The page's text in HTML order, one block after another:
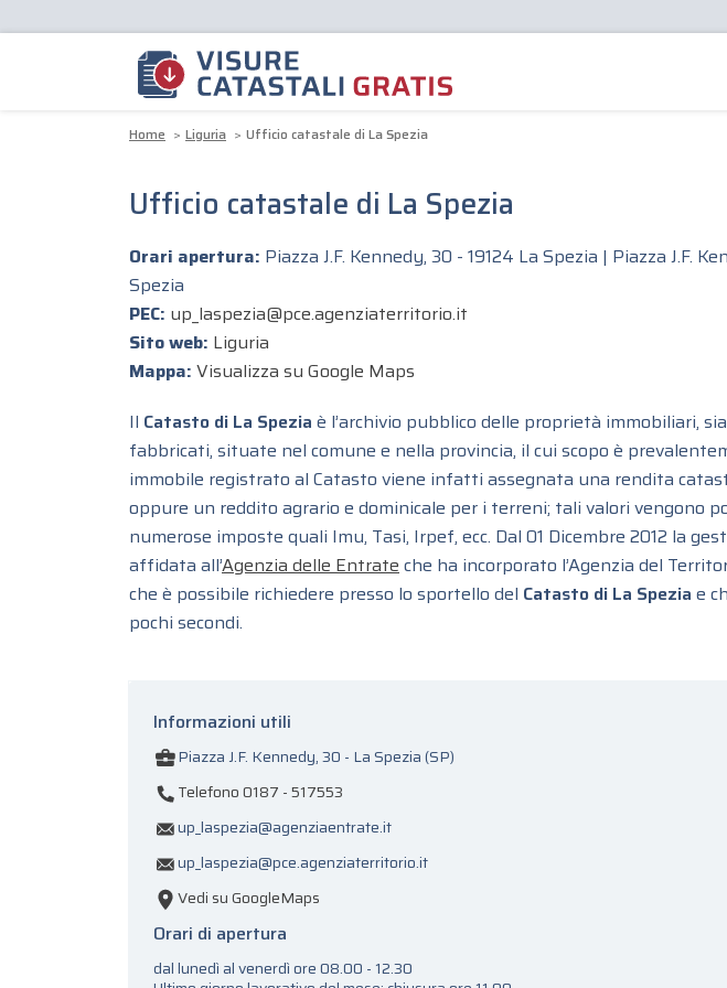
Home Liguria Ufficio catastale di La Spezia
Ufficio catastale di La Spezia
Orari apertura: Piazza J.F. Kennedy, 30 - 19124 La Spezia | Piazza J.F.
Spezia
PEC: up_laspezia@pce.agenziaterritorio.it
Sito web: Liguria
Mappa: Visualizza su Google Maps
Il Catasto di La Spezia è l’archivio pubblico delle proprietà immobiliari,
fabbricati, situate nel comune e nella provincia, il cui scopo è
immobile registrato al Catasto viene infatti assegnata una rendita
oppure un reddito agrario e dominicale per i terreni; tali valori vengono
numerose imposte quali Imu, Tasi, Irpef, ecc. Dal 01 Dicembre 2012 la
affidata all’Agenzia delle Entrateche ha incorporato l’Agenzia del
che è possibile richiedere presso lo sportello del Catasto di La Spezia e
pochi secondi.
Informazioni utili
Piazza J.F. Kennedy, 30 - La Spezia (SP)
Telefono 0187 - 517553
up_laspezia@agenziaentrate.it
up_laspezia@pce.agenziaterritorio.it
Vedi su GoogleMaps
Orari di apertura
dal lunedì al venerdì ore 08.00 - 12.30